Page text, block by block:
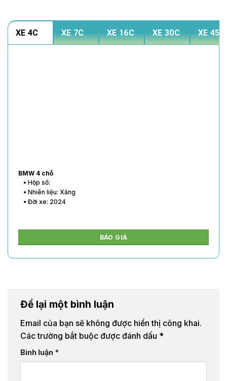
XE 4C XE 7C XE 16C XE 30C XE 45C
BMW 4 chỗ
• Hộp số:
• Nhiên liệu: Xăng
• Đời xe: 2024
BÁO GIÁ
Để lại một bình luận
Email của bạn sẽ không được hiển thị công khai.
Các trường bắt buộc được đánh dấu *
Bình luận *